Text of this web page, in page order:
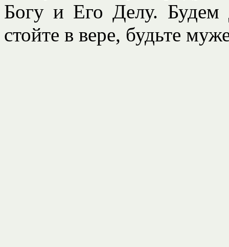
Богу и Его Делу. Будем
стойте в вере, будьте